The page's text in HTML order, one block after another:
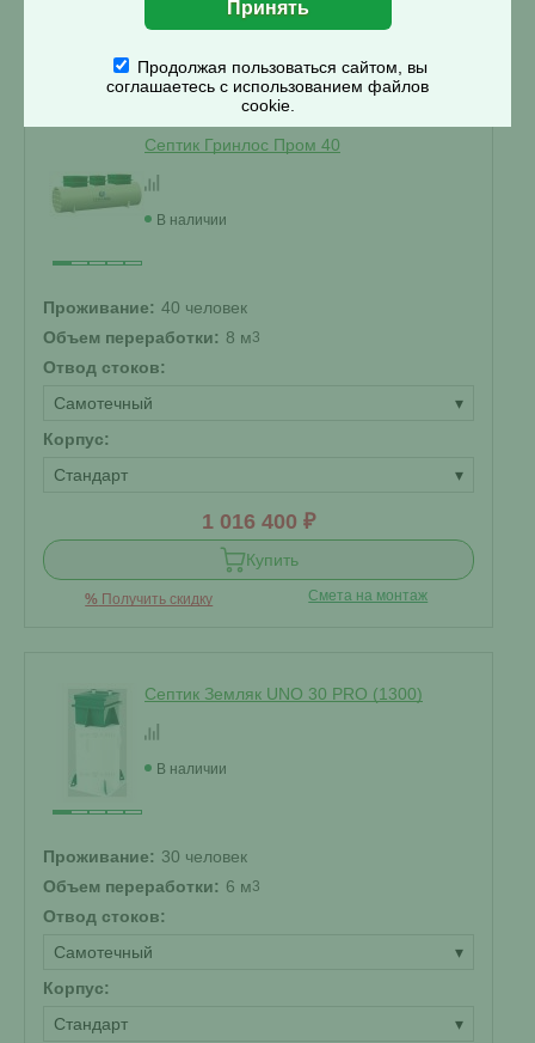
Купить
Септик Гринлос Пром 40
В наличии
Проживание: 40 человек
Объем переработки: 8 м3
Отвод стоков:
Самотечный
▾
Корпус:
Стандарт
▾
1 016 400 ₽
Купить
% Получить скидку Смета на монтаж
Септик Земляк UNO 30 PRO (1300)
В наличии
Проживание: 30 человек
Объем переработки: 6 м3
Отвод стоков:
Самотечный
▾
Корпус:
Стандарт
▾
Продолжая пользоваться сайтом, вы
соглашаетесь с использованием файлов
cookie.